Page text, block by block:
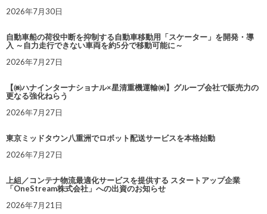
2026年7月30日
自動車船の荷役中断を抑制する自動車移動用「スケーター」を開発・導
入 ～自力走行できない車両を約5分で移動可能に～
2026年7月27日
【㈱ハナインターナショナル×星清重機運輸㈱】グループ会社で販売力の
更なる強化ねらう
2026年7月27日
東京ミッドタウン八重洲でロボット配送サービスを本格始動
2026年7月27日
上組／コンテナ物流最適化サービスを提供する スタートアップ企業
「OneStream株式会社」への出資のお知らせ
2026年7月21日